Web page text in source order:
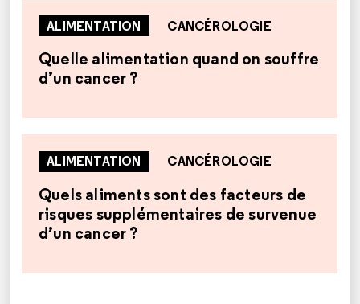
ALIMENTATION CANCÉROLOGIE
Quelle alimentation quand on souffre
d’un cancer ?
ALIMENTATION CANCÉROLOGIE
Quels aliments sont des facteurs de
risques supplémentaires de survenue
d’un cancer ?